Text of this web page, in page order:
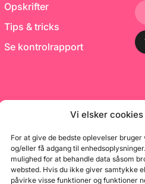
Vi elsker
For at give de bedste oplevelser
og/eller få adgang til
mulighed for at behandle data såsom
websted. Hvis du ikke giver samtykke
påvirke visse funktioner og funktioner
Opskrifter
Tips & tricks
Se kontrolrapport